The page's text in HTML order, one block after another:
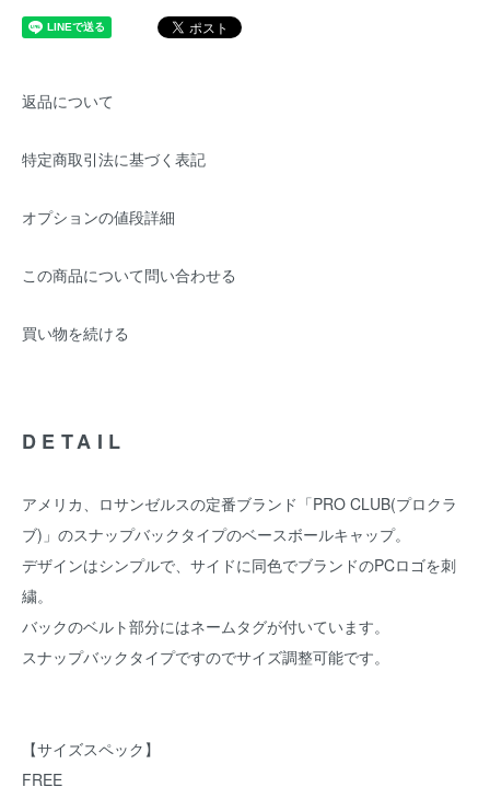
返品について
特定商取引法に基づく表記
オプションの値段詳細
この商品について問い合わせる
買い物を続ける
DETAIL
アメリカ、ロサンゼルスの定番ブランド「PRO CLUB(プロクラ
ブ)」のスナップバックタイプのベースボールキャップ。
デザインはシンプルで、サイドに同色でブランドのPCロゴを刺
繍。
バックのベルト部分にはネームタグが付いています。
スナップバックタイプですのでサイズ調整可能です。
【サイズスペック】
FREE